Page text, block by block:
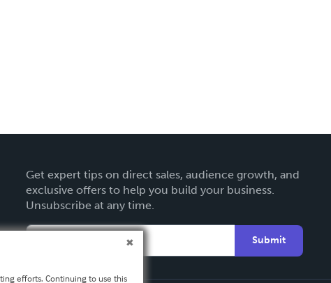
Get expert tips on direct sales, audience growth, and
exclusive offers to help you build your business.
Unsubscribe at any time.
Submit
efforts. Continuing to use this